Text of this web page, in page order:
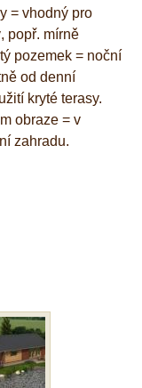
= vhodný pro
popř. mírně
pozemek= noční
od denní
kryté terasy.
obraze= v
zahradu.